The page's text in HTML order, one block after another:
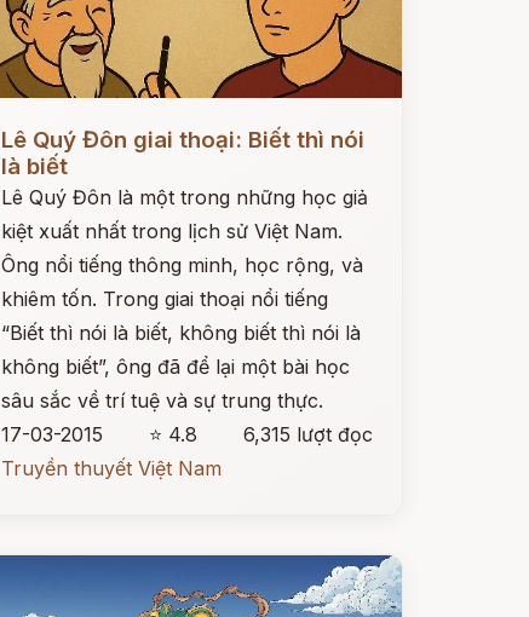
Lê Quý Đôn giai thoại: Biết thì nói
là biết
Lê Quý Đôn là một trong những học giả
kiệt xuất nhất trong lịch sử Việt Nam.
Ông nổi tiếng thông minh, học rộng, và
khiêm tốn. Trong giai thoại nổi tiếng
“Biết thì nói là biết, không biết thì nói là
không biết”, ông đã để lại một bài học
sâu sắc về trí tuệ và sự trung thực.
17-03-2015
⭐ 4.8
6,315 lượt đọc
Truyền thuyết Việt Nam